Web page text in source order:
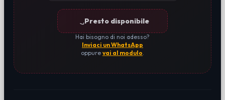
Presto disponibile
Hai bisogno di noi adesso?
Inviaci un WhatsApp
oppure vai al modulo